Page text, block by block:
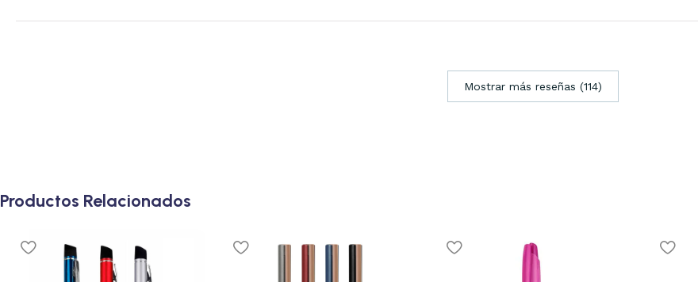
Mostrar más reseñas (114)
Productos Relacionados